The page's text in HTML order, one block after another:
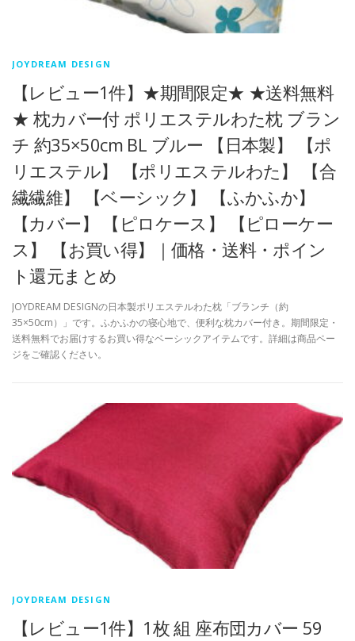
JOYDREAM DESIGN
【レビュー1件】★期間限定★ ★送料無料
★ 枕カバー付 ポリエステルわた枕 ブラン
チ 約35×50cm BL ブルー 【日本製】 【ポ
リエステル】 【ポリエステルわた】 【合
繊繊維】 【ベーシック】 【ふかふか】
【カバー】 【ピロケース】 【ピローケー
ス】 【お買い得】｜価格・送料・ポイン
ト還元まとめ
JOYDREAM DESIGNの日本製ポリエステルわた枕「ブランチ（約
35×50cm）」です。ふかふかの寝心地で、便利な枕カバー付き。期間限定・
送料無料でお届けするお買い得なベーシックアイテムです。詳細は商品ペー
ジをご確認ください。
JOYDREAM DESIGN
【レビュー1件】1枚 組 座布団カバー 59